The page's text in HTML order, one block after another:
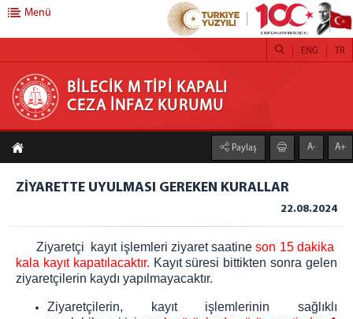
BİLECİK M TİPİ KAPALI CEZA İNFAZ KURUMU
ANASAYFA
KURUMUMUZ
KURUMUMUZ
AÇIK GÖRÜŞ ZİYARET LİSTESİ
KAPALI GÖRÜŞ ZİYARET LİSTESİ
ZİYARETTE UYULMASI GEREKEN KURALLAR
Menü
BİLECİK M TİPİ KAPALI
CEZA İNFAZ KURUMU
TR
ENG
Paylaş A- A+
ZİYARETTE UYULMASI GEREKEN KURALLAR
22.08.2024
Ziyaretçi kayıt işlemleri ziyaret saatineson 15 dakika
kala kayıt kapatılacaktır. Kayıt süresi bittikten sonra gelen
ziyaretçilerin kaydı yapılmayacaktır.
Ziyaretçilerin, kayıt işlemlerinin sağlıklı